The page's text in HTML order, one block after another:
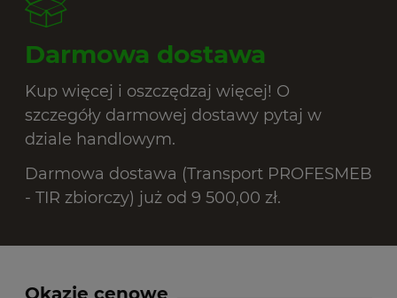
Darmowa dostawa
Kup więcej i oszczędzaj więcej! O
szczegóły darmowej dostawy pytaj w
dziale handlowym.
Darmowa dostawa (Transport PROFESMEB
- TIR zbiorczy) już od 9 500,00 zł.